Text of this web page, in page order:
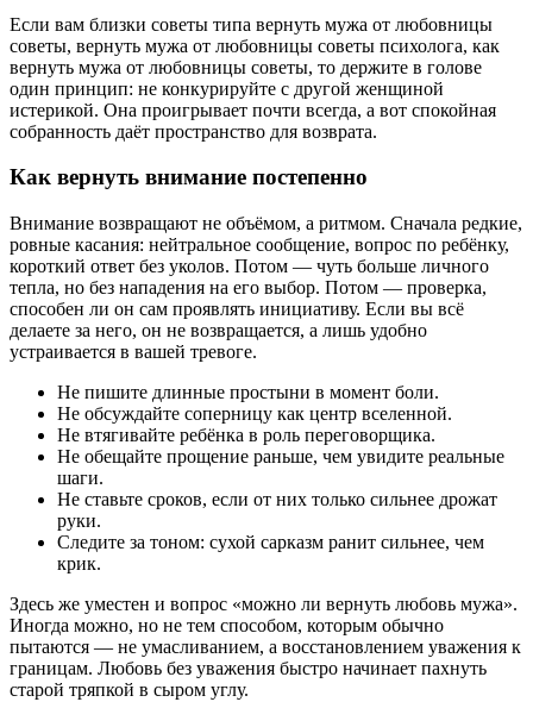
Если вам близки советы типа вернуть мужа от любовницы
советы, вернуть мужа от любовницы советы психолога, как
вернуть мужа от любовницы советы, то держите в голове
один принцип: не конкурируйте с другой женщиной
истерикой. Она проигрывает почти всегда, а вот спокойная
собранность даёт пространство для возврата.
Как вернуть внимание постепенно
Внимание возвращают не объёмом, а ритмом. Сначала редкие,
ровные касания: нейтральное сообщение, вопрос по ребёнку,
короткий ответ без уколов. Потом — чуть больше личного
тепла, но без нападения на его выбор. Потом — проверка,
способен ли он сам проявлять инициативу. Если вы всё
делаете за него, он не возвращается, а лишь удобно
устраивается в вашей тревоге.
Не пишите длинные простыни в момент боли.
Не обсуждайте соперницу как центр вселенной.
Не втягивайте ребёнка в роль переговорщика.
Не обещайте прощение раньше, чем увидите реальные
шаги.
Не ставьте сроков, если от них только сильнее дрожат
руки.
Следите за тоном: сухой сарказм ранит сильнее, чем
крик.
Здесь же уместен и вопрос «можно ли вернуть любовь мужа».
Иногда можно, но не тем способом, которым обычно
пытаются — не умасливанием, а восстановлением уважения к
границам. Любовь без уважения быстро начинает пахнуть
старой тряпкой в сыром углу.